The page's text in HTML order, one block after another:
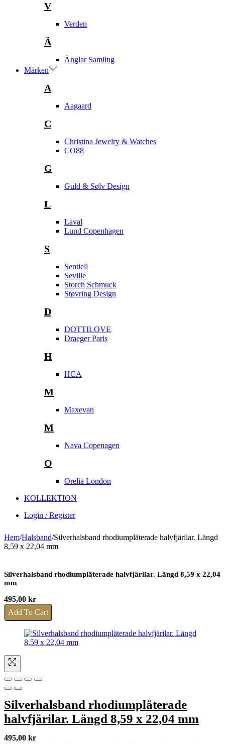
V
Verden
Ä
Änglar Samling
Märken
A
Aagaard
C
Christina Jewelry & Watches
CO88
G
Guld & Sølv Design
L
Laval
Lund Copenhagen
S
Sentiell
Seville
Storch Schmuck
Støvring Design
D
DOTTILOVE
Draeger Paris
H
HCA
M
Maxevan
M
Nava Copenagen
O
Orelia London
KOLLEKTION
Login / Register
Hem/Halsband/Silverhalsband rhodiumpläterade halvfjärilar. Längd
8,59 x 22,04 mm
Silverhalsband rhodiumpläterade halvfjärilar. Längd 8,59 x 22,04
mm
495,00 kr
Add To Cart
Silverhalsband rhodiumpläterade
halvfjärilar. Längd 8,59 x 22,04 mm
495,00 kr